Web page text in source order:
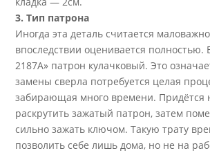
3. Тип патрона
Иногда эта деталь считается
впоследствии оценивается полностью.
2187А» патрон кулачковый. Это
замены сверла потребуется целая
забирающая много времени. Придётся
раскрутить зажатый патрон, затем
сильно зажать ключом. Такую трату
позволить себе лишь дома, но не на